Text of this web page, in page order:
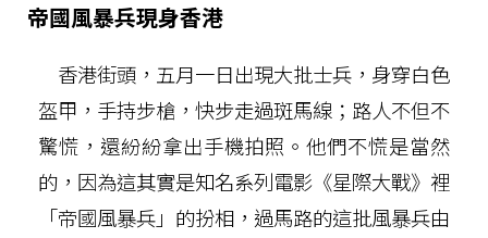
帝國風暴兵現身香港
香港街頭，五月一日出現大批士兵，身穿白色
盔甲，手持步槍，快步走過斑馬線；路人不但不
驚慌，還紛紛拿出手機拍照。他們不慌是當然
的，因為這其實是知名系列電影《星際大戰》裡
「帝國風暴兵」的扮相，過馬路的這批風暴兵由